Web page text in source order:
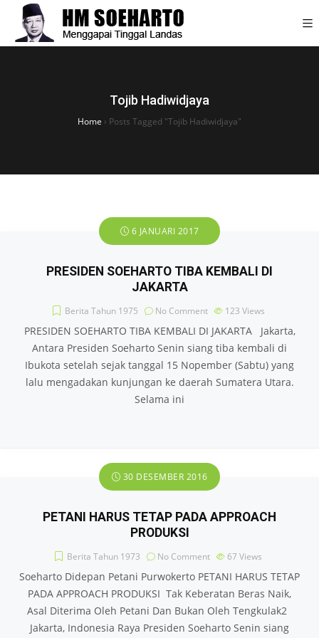
Tojib Hadiwidjaya
Home › Posts Tagged "Tojib Hadiwidjaya"
6 JANUARI 2017
PRESIDEN SOEHARTO TIBA KEMBALI DI
JAKARTA
Berita Tahun 1975 No Comment 123 Views
PRESIDEN SOEHARTO TIBA KEMBALI DI JAKARTA Jakarta,
Antara Presiden Soeharto Senin siang tiba kembali di
Ibukota setelah sejak tanggal 15 Nopember (Sabtu) yang
lalu mengadakan kunjungan ke daerah Sumatera Utara.
Selama ini
30 DESEMBER 2016
PETANI HARUS TETAP PADA APPROACH
PRODUKSI
Berita Tahun 1973 No Comment 67 Views
Soeharto Didepan Petani Purwokerto PETANI HARUS TETAP
PADA APPROACH PRODUKSI Tak Keberatan Beras Naik,
Asal Diterima Oleh Petani Dan Bukan Oleh Tengkulak2
Jakarta, Indonesia Raya Presiden Soeharto Senin siang